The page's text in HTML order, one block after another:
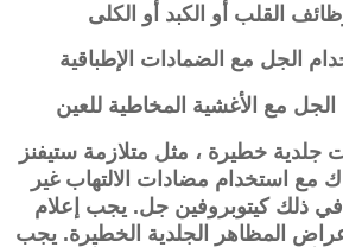
القلب أو الكبد أو الكلى
الجل مع الضمادات الإطباقية
مع الأغشية المخاطية للعين
جلدية خطيرة ، مثل متلازمة ستيفنز
مع استخدام مضادات الالتهاب غير
في ذلك كيتوبروفين جل. يجب إعلام
المظاهر الجلدية الخطيرة. يجب